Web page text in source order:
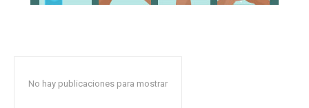
No hay publicaciones para mostrar